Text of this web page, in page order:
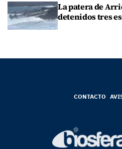
La patera de
detenidos tres
CONTACTO